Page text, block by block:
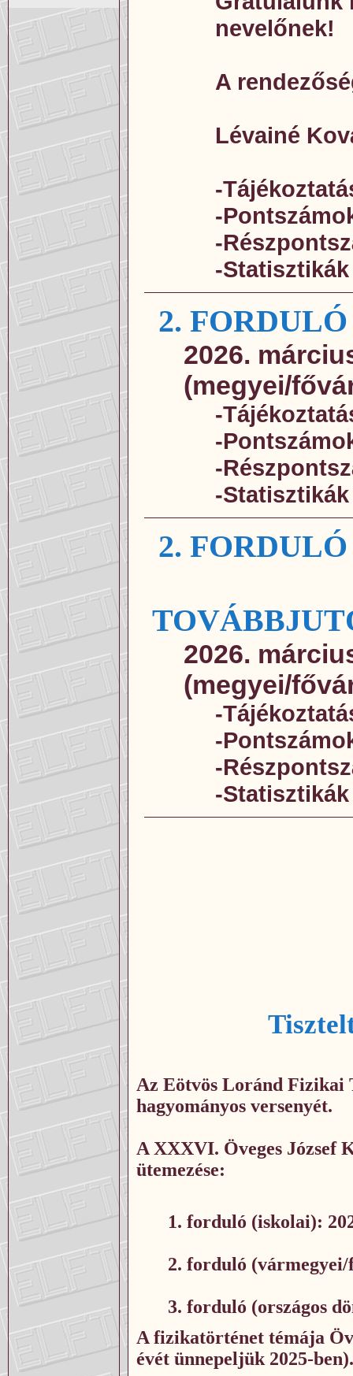
nevelőnek!
A
Lévainé
-
-
-
-Statisztikák
2. FORDULÓ
2026.
(megyei/
-
-
-
-Statisztikák
2.
2026.
(megyei/
-
-
-
-Statisztikák
Az Eötvös Loránd Fizikai
hagyományos versenyét.
A XXXVI. Öveges József
ütemezése:
1. forduló (iskolai):
2. forduló (vármegyei/
3. forduló (országos
A fizikatörténet témája
évét ünnepeljük 2025-ben).